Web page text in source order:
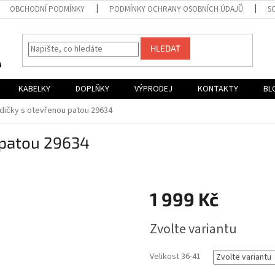
OBCHODNÍ PODMÍNKY PODMÍNKY OCHRANY OSOBNÍCH ÚDAJŮ
HLEDAT
KABELKY DOPLŇKY VÝPRODEJ KONTAKTY
s otevřenou patou 29634
29634
1 999 Kč
cena:
Zvolte variantu
Velikost 36-41